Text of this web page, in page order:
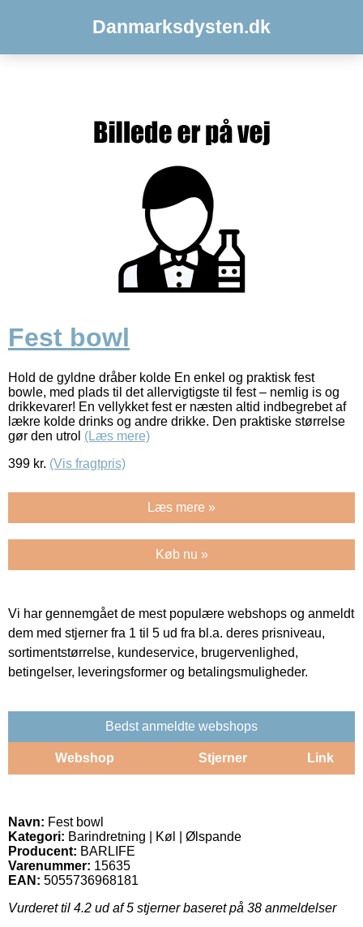
Danmarksdysten.dk
Fest bowl
Hold de gyldne dråber kolde En enkel og praktisk fest
bowle, med plads til det allervigtigste til fest – nemlig is og
drikkevarer! En vellykket fest er næsten altid indbegrebet af
lækre kolde drinks og andre drikke. Den praktiske størrelse
gør den utrol (Læs mere)
399 kr. (Vis fragtpris)
Læs mere »
Køb nu »
Vi har gennemgået de mest populære webshops og anmeldt
dem med stjerner fra 1 til 5 ud fra bl.a. deres prisniveau,
sortimentstørrelse, kundeservice, brugervenlighed,
betingelser, leveringsformer og betalingsmuligheder.
Bedst anmeldte webshops
Webshop Stjerner Link
Navn: Fest bowl
Kategori: Barindretning | Køl | Ølspande
Producent: BARLIFE
Varenummer: 15635
EAN: 5055736968181
Vurderet til 4.2 ud af 5 stjerner baseret på 38 anmeldelser